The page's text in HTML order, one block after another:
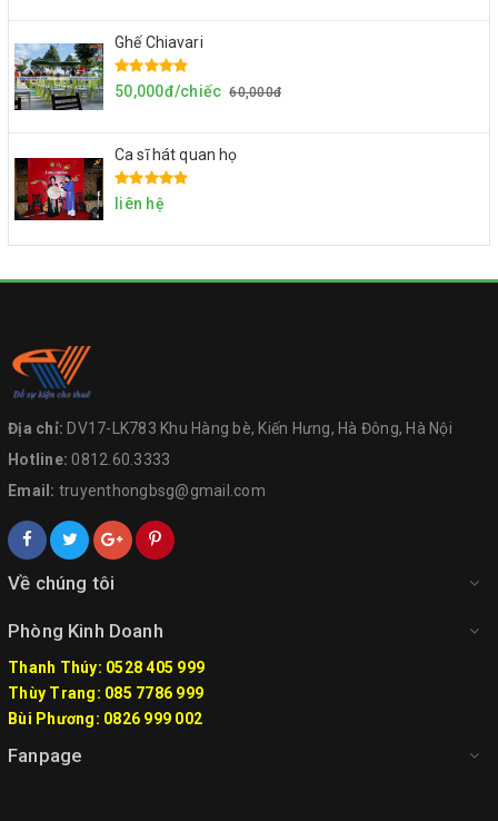
Ghế Chiavari
50,000đ/chiếc 60,000đ
Ca sĩ hát quan họ
liên hệ
Địa chỉ: DV17-LK783 Khu Hàng bè, Kiến Hưng, Hà Đông, Hà Nội
Hotline:0812.60.3333
Email: truyenthongbsg@gmail.com
Về chúng tôi
Phòng Kinh Doanh
Thanh Thúy: 0528 405 999
Thùy Trang: 085 7786 999
Bùi Phương: 0826 999 002
Fanpage